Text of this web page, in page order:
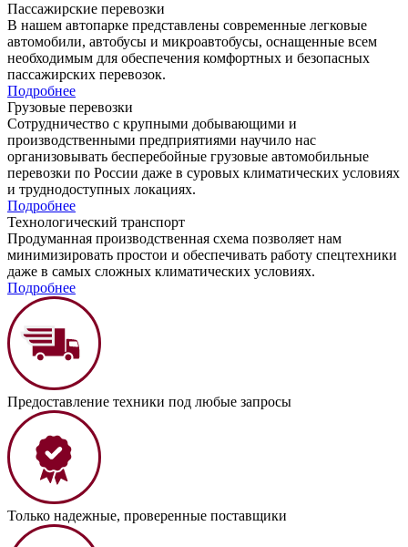
Пассажирские перевозки
В нашем автопарке представлены современные легковые
автомобили, автобусы и микроавтобусы, оснащенные всем
необходимым для обеспечения комфортных и безопасных
пассажирских перевозок.
Подробнее
Грузовые перевозки
Сотрудничество с крупными добывающими и
производственными предприятиями научило нас
организовывать бесперебойные грузовые автомобильные
перевозки по России даже в суровых климатических условиях
и труднодоступных локациях.
Подробнее
Технологический транспорт
Продуманная производственная схема позволяет нам
минимизировать простои и обеспечивать работу спецтехники
даже в самых сложных климатических условиях.
Подробнее
Предоставление техники под любые запросы
Только надежные, проверенные поставщики